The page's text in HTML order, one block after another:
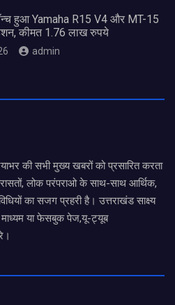
हुआ Yamaha R15 V4 और MT-15
कीमत 1.76 लाख रुपये
admin
की सभी मुख्य खबरों को प्रसारित करता
लोक परंपराओ के साथ-साथ आर्थिक,
का सजग प्रहरी है। उत्तराखंड साक्ष्य
या फेसबुक पेज,यू-ट्यूब